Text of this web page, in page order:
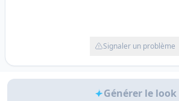
Signaler un problème
Générer le look